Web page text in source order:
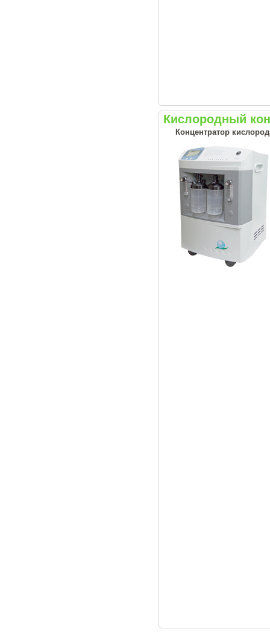
Кислородный
Концентратор